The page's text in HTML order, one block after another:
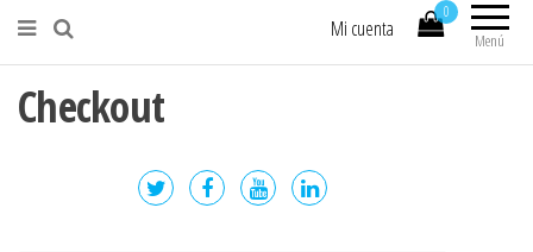
a
v
Menú
0
Mi cuenta
Checkout